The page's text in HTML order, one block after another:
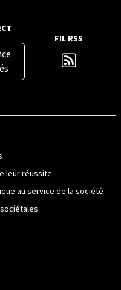
FIL RSS
leur réussite
au service de la société